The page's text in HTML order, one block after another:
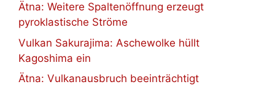
Ätna: Weitere Spaltenöffnung erzeugt
pyroklastische Ströme
Vulkan Sakurajima: Aschewolke hüllt
Kagoshima ein
Ätna: Vulkanausbruch beeinträchtigt